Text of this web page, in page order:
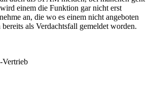
einem die Funktion gar nicht erst
an, die wo es einem nicht angeboten
als Verdachtsfall gemeldet worden.
Vertrieb